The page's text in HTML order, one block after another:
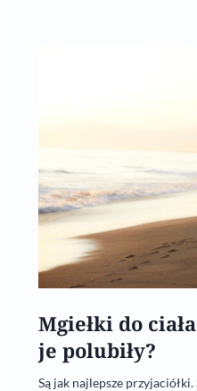
Mgiełki do
je polubiły?
Są jak najlepsze